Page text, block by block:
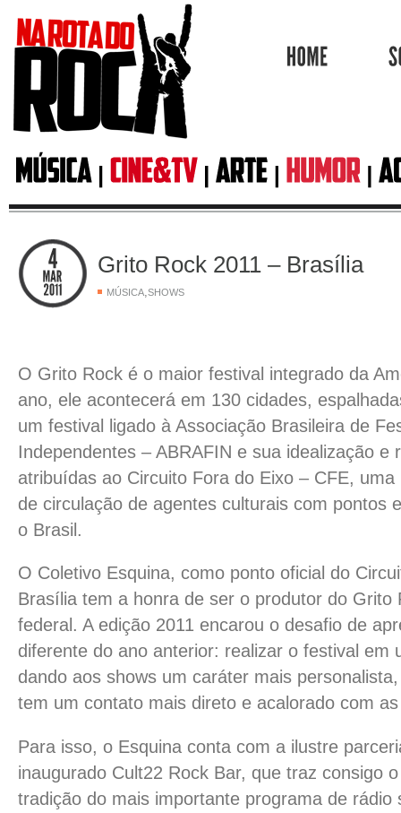
Grito Rock 2011 – Brasília
MÚSICA,SHOWS
O Grito Rock é o maior festival integrado da
ano, ele acontecerá em 130 cidades,
um festival ligado à Associação Brasileira de
Independentes – ABRAFIN e sua idealização e
atribuídas ao Circuito Fora do Eixo – CFE,
de circulação de agentes culturais com pontos
o Brasil.
O Coletivo Esquina, como ponto oficial do
Brasília tem a honra de ser o produtor do Grito
federal. A edição 2011 encarou o desafio de
diferente do ano anterior: realizar o festival em
dando aos shows um caráter mais
tem um contato mais direto e acalorado com
Para isso, o Esquina conta com a ilustre
inaugurado Cult22 Rock Bar, que traz consigo
tradição do mais importante programa de rádio